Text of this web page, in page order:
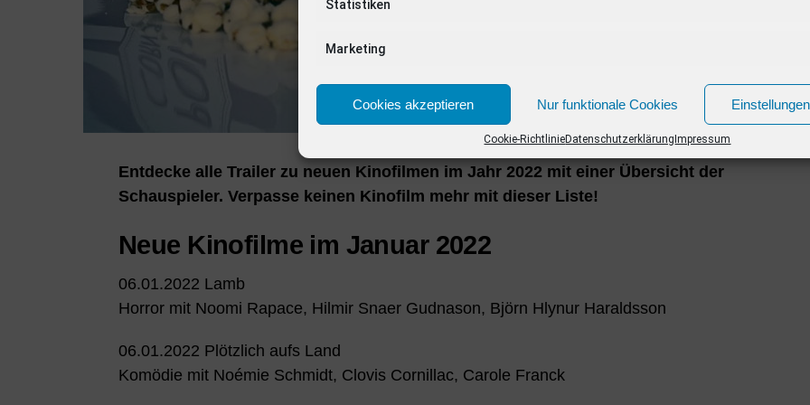
Statistiken
Marketing
Cookies akzeptieren Nur funktionale Cookies
Cookie-RichtlinieDatenschutzerklärung Impressum
Entdecke alle Trailer zu neuen Kinofilmen im Jahr 2022 mit einer Übersicht der
Schauspieler. Verpasse keinen Kinofilm mehr mit dieser Liste!
Neue Kinofilme im Januar 2022
06.01.2022 Lamb
Horror mit Noomi Rapace, Hilmir Snaer Gudnason, Björn Hlynur Haraldsson
06.01.2022 Plötzlich aufs Land
Komödie mit Noémie Schmidt, Clovis Cornillac, Carole Franck